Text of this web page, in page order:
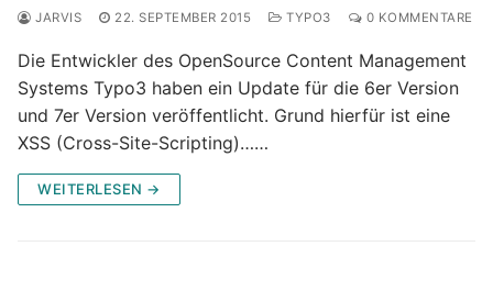
JARVIS 22. SEPTEMBER 2015 TYPO3 0 KOMMENTARE
Die Entwickler des OpenSource Content Management
Systems Typo3 haben ein Update für die 6er Version
und 7er Version veröffentlicht. Grund hierfür ist eine
XSS (Cross-Site-Scripting)……
WEITERLESEN →